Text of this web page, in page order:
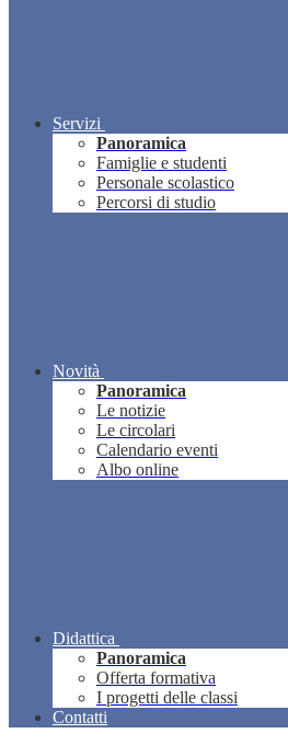
Servizi
Panoramica
Famiglie e studenti
Personale scolastico
Percorsi di studio
Novità
Panoramica
Le notizie
Le circolari
Calendario eventi
Albo online
Didattica
Panoramica
Offerta formativa
I progetti delle classi
Contatti